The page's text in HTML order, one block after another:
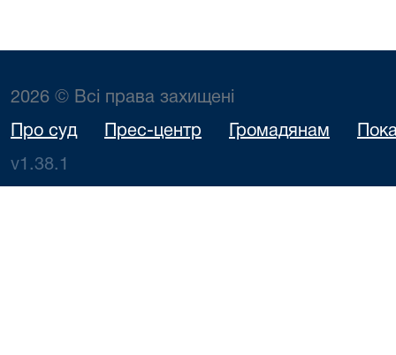
2026 © Всі права захищені
Про суд Прес-центр Громадянам
v1.38.1